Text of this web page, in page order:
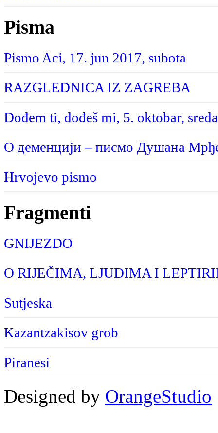
Pisma
Pismo Aci, 17. jun 2017, subota
RAZGLEDNICA IZ ZAGREBA
Dođem ti, dođeš mi, 5. oktobar, sreda
О деменцији – писмо Душана
Hrvojevo pismo
Fragmenti
GNIJEZDO
O RIJEČIMA, LJUDIMA I
Sutjeska
Kazantzakisov grob
Piranesi
Designed by OrangeStudio